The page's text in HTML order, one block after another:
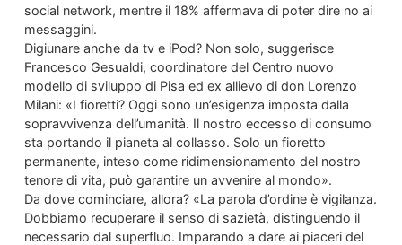
social network, mentre il 18% affermava di poter dire no ai
messaggini.
Digiunare anche da tv e iPod? Non solo, suggerisce
Francesco Gesualdi, coordinatore del Centro nuovo
modello di sviluppo di Pisa ed ex allievo di don Lorenzo
Milani: «I fioretti? Oggi sono un’esigenza imposta dalla
sopravvivenza dell’umanità. Il nostro eccesso di consumo
sta portando il pianeta al collasso. Solo un fioretto
permanente, inteso come ridimensionamento del nostro
tenore di vita, può garantire un avvenire al mondo».
Da dove cominciare, allora? «La parola d’ordine è vigilanza.
Dobbiamo recuperare il senso di sazietà, distinguendo il
necessario dal superfluo. Imparando a dare ai piaceri del